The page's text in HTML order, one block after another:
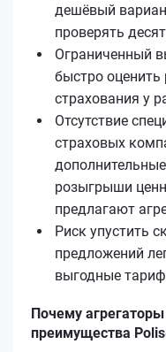
дешёвый
проверять
Ограниченный
быстро оценить
страхования у
Отсутствие
страховых
розыгрыши
предлагают
Риск упустить
предложений
выгодные
Почему
преимущества